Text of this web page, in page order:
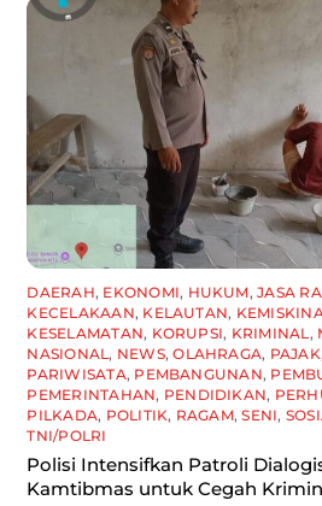
DAERAH, EKONOMI, HUKUM,JASA
KECELAKAAN, KELAUTAN,
KESELAMATAN, KORUPSI, KRIMINAL,
NASIONAL, NEWS,OLAHRAGA, PAJAK,
PARIWISATA, PEMBANGUNAN,
PEMERINTAHAN, PENDIDIKAN,
PILKADA, POLITIK, RAGAM,SENI,
TNI/POLRI
Polisi Intensifkan Patroli
Kamtibmas untuk Cegah